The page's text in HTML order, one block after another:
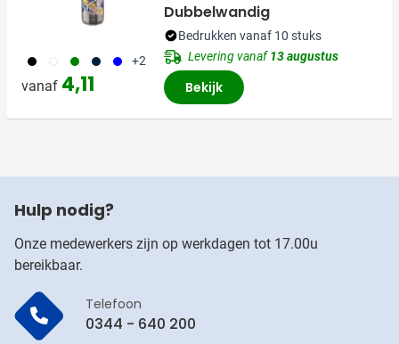
001 002 004 411 005 +2
vanaf 4,11
Dubbelwandig
Bedrukken vanaf 10 stuks
Levering vanaf13 augustus
Bekijk
Hulp nodig?
Onze medewerkers zijn op werkdagen tot 17.00u
bereikbaar.
Telefoon
0344 - 640 200